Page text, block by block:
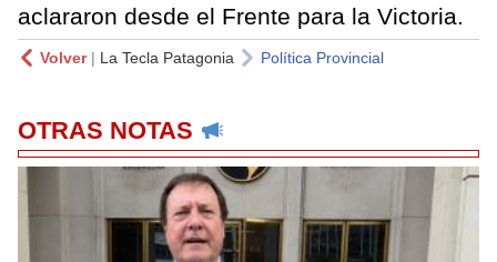
aclararon desde el Frente para la Victoria.
Volver| La Tecla Patagonia Política Provincial
OTRAS NOTAS